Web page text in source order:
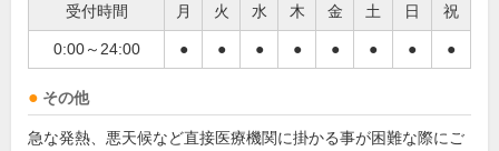
受付時間 月 火 水 木 金 土 日 祝
0:00～24:00 ● ● ● ● ● ● ● ●
その他
急な発熱、悪天候など直接医療機関に掛かる事が困難な際にご